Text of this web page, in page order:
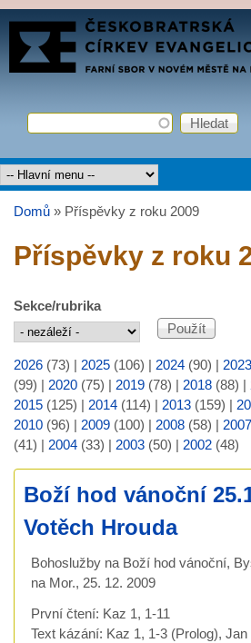
Přejít k hlavnímu
FARNÍ
SBOR
Vyhledávání
Hledat
Hlavní menu
Jste zde
Domů » Příspěvky z roku 2009
Příspěvky z roku
Sekce/rubrika
2026 (73) | 2025 (106) | 2024 (90) | 2023
(99) | 2020 (75) | 2019 (78) | 2018 (88) |
2015 (125) | 2014 (114) | 2013 (159) |
2010 (96) | 2009 (100) | 2008 (58) | 2007
(41) | 2004 (33) | 2003 (50) | 2002 (48)
Boží hod vánoční
Votěch Hrouda
Bohoslužby na Boží hod vánoční,
na Mor., 25. 12. 2009
První čtení: Kaz 1, 1-11
Text kázání: Kaz 1, 1-3 (Prolog), Jan